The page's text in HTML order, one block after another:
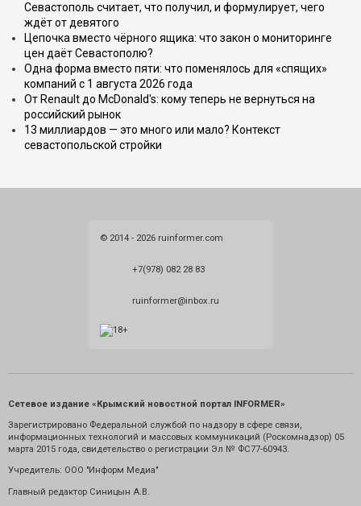
Севастополь считает, что получил, и формулирует, чего
ждёт от девятого
Цепочка вместо чёрного ящика: что закон о мониторинге
цен даёт Севастополю?
Одна форма вместо пяти: что поменялось для «спящих»
компаний с 1 августа 2026 года
От Renault до McDonald's: кому теперь не вернуться на
российский рынок
13 миллиардов — это много или мало? Контекст
севастопольской стройки
© 2014 - 2026 ruinformer.com
+7(978) 082 28 83
ruinformer@inbox.ru
Сетевое издание «Крымский новостной портал INFORMER»
Зарегистрировано Федеральной службой по надзору в сфере связи,
информационных технологий и массовых коммуникаций (Роскомнадзор) 05
марта 2015 года, свидетельство о регистрации Эл № ФС77-60943.
Учредитель: ООО "Информ Медиа"
Главный редактор Синицын А.В.